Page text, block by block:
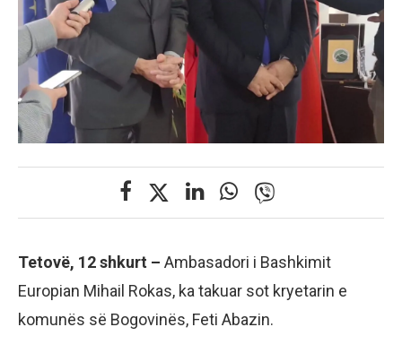
Tetovë, 12 shkurt – Ambasadori i Bashkimit
Europian Mihail Rokas, ka takuar sot kryetarin e
komunës së Bogovinës, Feti Abazin.